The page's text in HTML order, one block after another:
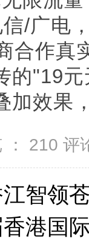
/广电
合作真
的"19
加效果
210 评
智领
港国